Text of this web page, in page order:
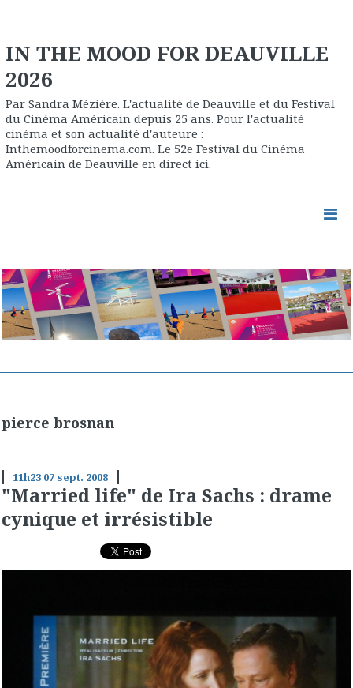
IN THE MOOD FOR DEAUVILLE
2026
Par Sandra Mézière. L'actualité de Deauville et du Festival
du Cinéma Américain depuis 25 ans. Pour l'actualité
cinéma et son actualité d'auteure :
Inthemoodforcinema.com. Le 52e Festival du Cinéma
Américain de Deauville en direct ici.
pierce brosnan
11h23 07 sept. 2008
"Married life" de Ira Sachs : drame
cynique et irrésistible